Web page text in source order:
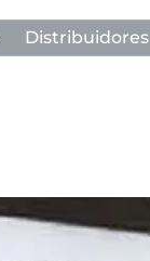
Distribuidores